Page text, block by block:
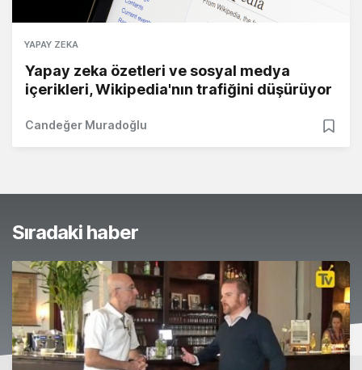
YAPAY ZEKA
Yapay zeka özetleri ve sosyal medya
içerikleri, Wikipedia'nın trafiğini düşürüyor
Candeğer Muradoğlu
Sıradaki haber